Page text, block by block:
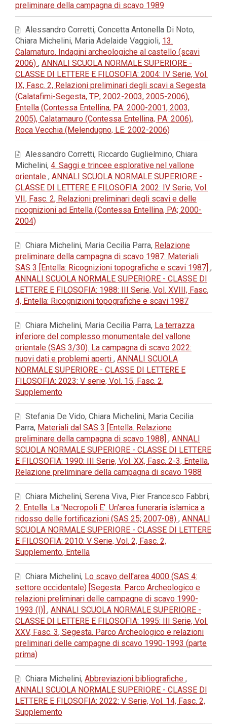
preliminare della campagna di scavo 1989
Alessandro Corretti, Concetta Antonella Di Noto,
Chiara Michelini, Maria Adelaide Vaggioli, 13.
Calamaturo. Indagini archeologiche al castello (scavi
2006) , ANNALI SCUOLA NORMALE SUPERIORE -
CLASSE DI LETTERE E FILOSOFIA: 2004: IV Serie, Vol.
IX, Fasc. 2, Relazioni preliminari degli scavi a Segesta
(Calatafimi-Segesta, TP; 2002-2003, 2005-2006),
Entella (Contessa Entellina, PA: 2000-2001, 2003,
2005), Calatamauro (Contessa Entellina, PA: 2006),
Roca Vecchia (Melendugno, LE: 2002-2006)
Alessandro Corretti, Riccardo Guglielmino, Chiara
Michelini, 4. Saggi e trincee esplorative nel vallone
orientale , ANNALI SCUOLA NORMALE SUPERIORE -
CLASSE DI LETTERE E FILOSOFIA: 2002: IV Serie, Vol.
VII, Fasc. 2, Relazioni preliminari degli scavi e delle
ricognizioni ad Entella (Contessa Entellina, PA; 2000-
2004)
Chiara Michelini, Maria Cecilia Parra, Relazione
preliminare della campagna di scavo 1987: Materiali
SAS 3 [Entella: Ricognizioni topografiche e scavi 1987] ,
ANNALI SCUOLA NORMALE SUPERIORE - CLASSE DI
LETTERE E FILOSOFIA: 1988: III Serie, Vol. XVIII, Fasc.
4, Entella: Ricognizioni topografiche e scavi 1987
Chiara Michelini, Maria Cecilia Parra, La terrazza
inferiore del complesso monumentale del vallone
orientale (SAS 3/30). La campagna di scavo 2022:
nuovi dati e problemi aperti , ANNALI SCUOLA
NORMALE SUPERIORE - CLASSE DI LETTERE E
FILOSOFIA: 2023: V serie, Vol. 15, Fasc. 2,
Supplemento
Stefania De Vido, Chiara Michelini, Maria Cecilia
Parra, Materiali dal SAS 3 [Entella. Relazione
preliminare della campagna di scavo 1988] , ANNALI
SCUOLA NORMALE SUPERIORE - CLASSE DI LETTERE
E FILOSOFIA: 1990: III Serie, Vol. XX, Fasc. 2-3, Entella.
Relazione preliminare della campagna di scavo 1988
Chiara Michelini, Serena Viva, Pier Francesco Fabbri,
2. Entella. La 'Necropoli E'. Un'area funeraria islamica a
ridosso delle fortificazioni (SAS 25; 2007-08) , ANNALI
SCUOLA NORMALE SUPERIORE - CLASSE DI LETTERE
E FILOSOFIA: 2010: V Serie, Vol. 2, Fasc. 2,
Supplemento, Entella
Chiara Michelini, Lo scavo dell'area 4000 (SAS 4:
settore occidentale) [Segesta. Parco Archeologico e
relazioni preliminari delle campagne di scavo 1990-
1993 (I)] , ANNALI SCUOLA NORMALE SUPERIORE -
CLASSE DI LETTERE E FILOSOFIA: 1995: III Serie, Vol.
XXV, Fasc. 3, Segesta. Parco Archeologico e relazioni
preliminari delle campagne di scavo 1990-1993 (parte
prima)
Chiara Michelini, Abbreviazioni bibliografiche ,
ANNALI SCUOLA NORMALE SUPERIORE - CLASSE DI
LETTERE E FILOSOFIA: 2022: V Serie, Vol. 14, Fasc. 2,
Supplemento